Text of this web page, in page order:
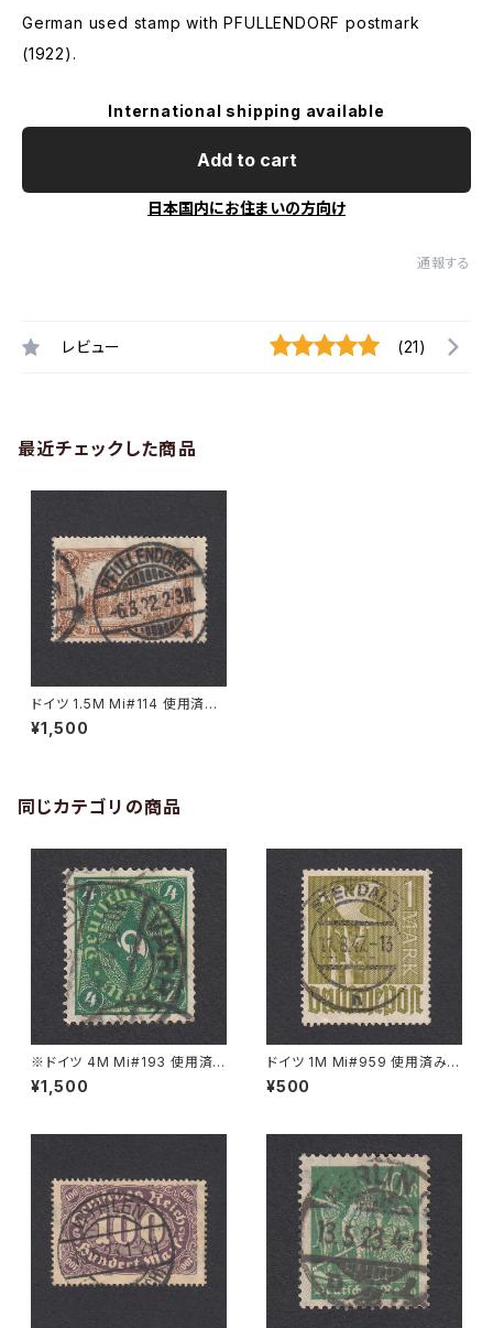
German used stamp with PFULLENDORF postmark
(1922).
International shipping available
Add to cart
日本国内にお住まいの方向け
通報する
レビュー (21)
最近チェックした商品
ドイツ 1.5M Mi#114 使用済み
切手｜PFULLENDORF 6.3.19
22
¥1,500
同じカテゴリの商品
※ドイツ 4M Mi#193 使用済
み切手｜VARREL 30.11.1922
¥1,500
ドイツ 1M Mi#959 使用済み切
手｜STENDAL 11.8.1947
¥500